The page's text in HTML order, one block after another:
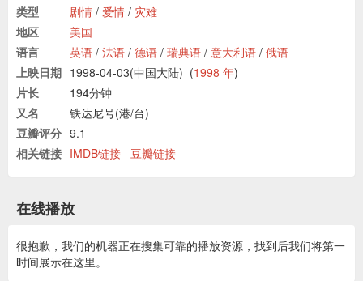
类型
剧情 / 爱情 / 灾难
地区
美国
语言
英语 / 法语 / 德语 / 瑞典语 / 意大利语 / 俄语
上映日期 1998-04-03(中国大陆) (1998 年)
片长
194分钟
又名
铁达尼号(港/台)
豆瓣评分 9.1
相关链接 IMDB链接 豆瓣链接
在线播放
很抱歉，我们的机器正在搜集可靠的播放资源，找到后我们将第一
时间展示在这里。